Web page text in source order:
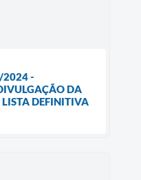
2024 -
DA
LISTA DEFINITIVA